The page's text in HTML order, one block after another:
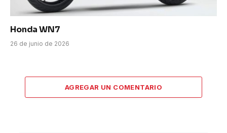
Honda WN7
26 de junio de 2026
AGREGAR UN COMENTARIO